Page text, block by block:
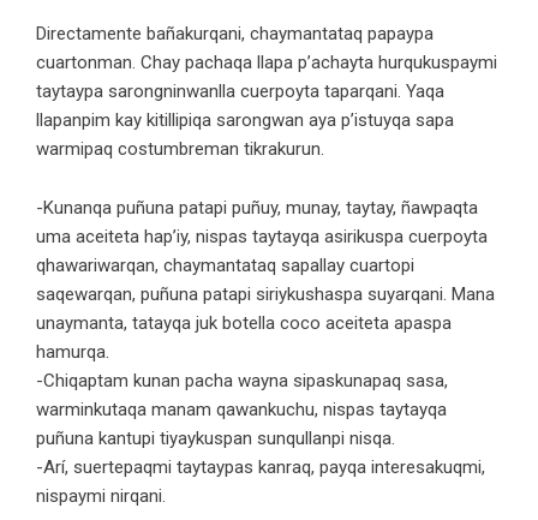
Directamente bañakurqani, chaymantataq papaypa
cuartonman. Chay pachaqa llapa p’achayta hurqukuspaymi
taytaypa sarongninwanlla cuerpoyta taparqani. Yaqa
llapanpim kay kitillipiqa sarongwan aya p’istuyqa sapa
warmipaq costumbreman tikrakurun.
-Kunanqa puñuna patapi puñuy, munay, taytay, ñawpaqta
uma aceiteta hap’iy, nispas taytayqa asirikuspa cuerpoyta
qhawariwarqan, chaymantataq sapallay cuartopi
saqewarqan, puñuna patapi siriykushaspa suyarqani. Mana
unaymanta, tatayqa juk botella coco aceiteta apaspa
hamurqa.
-Chiqaptam kunan pacha wayna sipaskunapaq sasa,
warminkutaqa manam qawankuchu, nispas taytayqa
puñuna kantupi tiyaykuspan sunqullanpi nisqa.
-Arí, suertepaqmi taytaypas kanraq, payqa interesakuqmi,
nispaymi nirqani.